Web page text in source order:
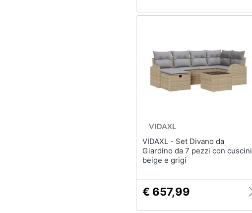
VIDAXL - Set Divano da
Giardino da 7 pezzi con cuscini
beige e grigi
€ 657,99